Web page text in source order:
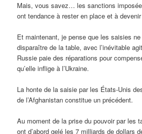
Mais, vous savez… les sanctions
ont tendance à rester en place et à
Et maintenant, je pense que les saisies
disparaître de la table, avec l’inévitable
Russie paie des réparations pour
qu’elle inflige à l’Ukraine.
La honte de la saisie par les États-Unis
de l’Afghanistan constitue un précédent.
Au moment de la prise du pouvoir par les
ont d’abord gelé les 7 milliards de dollars